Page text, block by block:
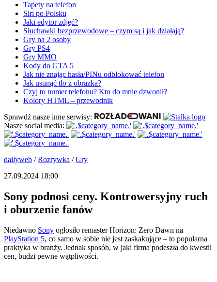
Tapety na telefon
Siri po Polsku
Jaki edytor zdjęć?
Słuchawki bezprzewodowe – czym są i jak działają?
Gry na 2 osoby
Gry PS4
Gry MMO
Kody do GTA 5
Jak nie znając hasła/PINu odblokować telefon
Jak usunąć tło z obrazka?
Czyj to numer telefonu? Kto do mnie dzwonił?
Kolory HTML – przewodnik
Sprawdź nasze inne serwisy:
Nasze social media:
dailyweb /Rozrywka /Gry
27.09.2024 18:00
Sony podnosi ceny. Kontrowersyjny ruch
i oburzenie fanów
Niedawno Sony ogłosiło remaster Horizon: Zero Dawn na
PlayStation 5, co samo w sobie nie jest zaskakujące – to popularna
praktyka w branży. Jednak sposób, w jaki firma podeszła do kwestii
cen, budzi pewne wątpliwości.